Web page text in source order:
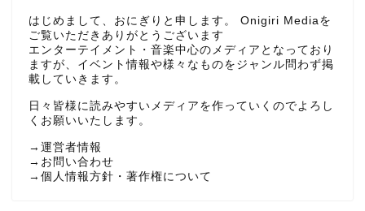
はじめまして、おにぎりと申します。 Onigiri Mediaを
ご覧いただきありがとうございます
エンターテイメント・音楽中心のメディアとなっており
ますが、イベント情報や様々なものをジャンル問わず掲
載していきます。
日々皆様に読みやすいメディアを作っていくのでよろし
くお願いいたします。
→ 運営者情報
→ お問い合わせ
→ 個人情報方針・著作権について